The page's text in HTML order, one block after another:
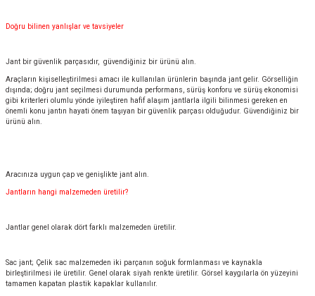
Doğru bilinen yanlışlar ve tavsiyeler
Jant bir güvenlik parçasıdır, güvendiğiniz bir ürünü alın.
Araçların kişiselleştirilmesi amacı ile kullanılan ürünlerin başında jant gelir. Görselliğin
dışında; doğru jant seçilmesi durumunda performans, sürüş konforu ve sürüş ekonomisi
gibi kriterleri olumlu yönde iyileştiren hafif alaşım jantlarla ilgili bilinmesi gereken en
önemli konu jantın hayati önem taşıyan bir güvenlik parçası olduğudur. Güvendiğiniz bir
ürünü alın.
Aracınıza uygun çap ve genişlikte jant alın.
Jantların hangi malzemeden üretilir?
Jantlar genel olarak dört farklı malzemeden üretilir.
Sac jant; Çelik sac malzemeden iki parçanın soğuk formlanması ve kaynakla
birleştirilmesi ile üretilir. Genel olarak siyah renkte üretilir. Görsel kaygılarla ön yüzeyini
tamamen kapatan plastik kapaklar kullanılır.